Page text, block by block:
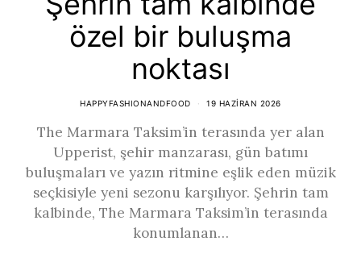
özel bir buluşma
noktası
HAPPYFASHIONANDFOOD 19 HAZIRAN 2026
The Marmara Taksim’in terasında yer alan
Upperist, şehir manzarası, gün batımı
buluşmaları ve yazın ritmine eşlik eden müzik
seçkisiyle yeni sezonu karşılıyor. Şehrin tam
kalbinde, The Marmara Taksim’in terasında
konumlanan…